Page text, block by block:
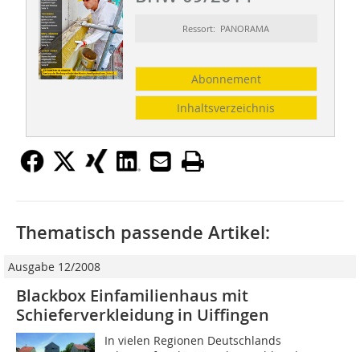
Ressort: PANORAMA
Abonnement
Inhaltsverzeichnis
Thematisch passende Artikel:
Ausgabe 12/2008
Blackbox Einfamilienhaus mit
Schieferverkleidung in Uiffingen
In vielen Regionen Deutschlands